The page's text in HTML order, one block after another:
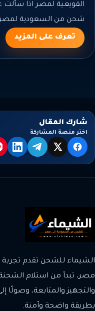
القويعية لمصر اذا
شحن من السعودية
تعرف على المزيد
شارك المقال
اختر منصة المشاركة
فيسبوك
X تيليجرام
الشيماء للشحن تقدم
مصر، تبدأ من استلام
والتجهيز والمتابعة،
بطريقة واضحة وآمنة.